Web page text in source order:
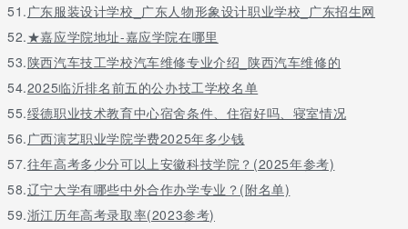
51. 广东服装设计学校_广东人物形象设计职业学校_广东招生网
52.★嘉应学院地址-嘉应学院在哪里
53.陕西汽车技工学校汽车维修专业介绍_陕西汽车维修的
54.2025临沂排名前五的公办技工学校名单
55.绥德职业技术教育中心宿舍条件、住宿好吗、寝室情况
56. 广西演艺职业学院学费2025年多少钱
57.往年高考多少分可以上安徽科技学院？(2025年参考)
58.辽宁大学有哪些中外合作办学专业？(附名单)
59.浙江历年高考录取率(2023参考)